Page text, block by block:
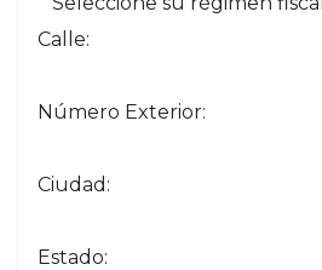
Calle:
Número Exterior:
Ciudad:
Estado: